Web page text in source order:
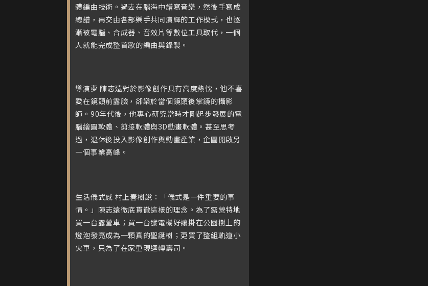
體編曲技術。過去在腦海中譜寫音樂，然後手寫成
總譜，再交由各部樂手共同演繹的工作模式，也逐
漸被電腦、合成器、音效片等數位工具取代，一個
人就能完成整首歌的編曲與錄製。
導演夢 陳志遠對於影像創作具有高度熱忱，他不喜
愛在鏡頭前露臉，卻樂於當個鏡頭後掌鏡的攝影
師。90年代後，他專心研究當時才剛起步發展的電
腦繪圖軟體、剪接軟體與3D動畫軟體。甚至思考
過，退休後投入影像創作與動畫產業，企圖開啟另
一個事業高峰。
生活儀式感 村上春樹說：「儀式是一件重要的事
情。」陳志遠徹底貫徹這樣的理念。為了露營特地
買一台露營車；買一台發電機好讓掛在公園樹上的
燈泡發亮成為一顆真的聖誕樹；更買了整組軌道小
火車，只為了在家重現迴轉壽司。